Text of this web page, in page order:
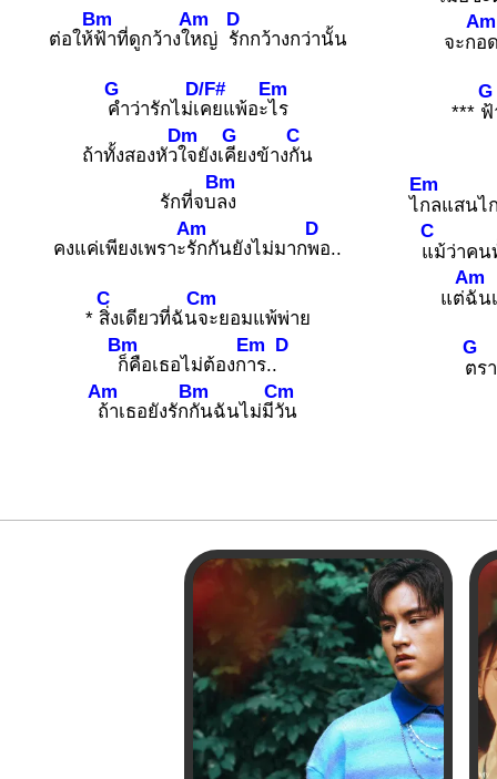
ต่อให้
Bm
ฟ้าที่ดูกว้างใ
Am
หญ่
D
รักกว้างกว่านั้น
G
คำว่ารักไม่เ
D/F#
คยแพ้อะ
Em
ไร
ถ้าทั้งสองหัว
Dm
ใจยังเ
G
คียงข้าง
C
กัน
รักที่จบ
Bm
ลง
คงแค่เพียงเพราะ
Am
รักกันยังไม่มาก
D
พอ..
*
C
สิ่งเดียวที่ฉัน
Cm
จะยอมแพ้พ่าย
Bm
ก็คือเธอไม่ต้องก
Em
าร..
D
Am
ถ้าเธอยังรัก
Bm
กันฉันไม่มี
Cm
วัน
จะก
Am
อ
***
G
ฟ้
ไ
Em
กลแสนไ
C
แม้ว่าคน
แต่
Am
ฉัน
G
ตร